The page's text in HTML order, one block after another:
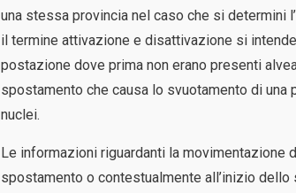
una stessa provincia nel caso che si determini
il termine attivazione e disattivazione si
postazione dove prima non erano presenti
spostamento che causa lo svuotamento di
nuclei.
Le informazioni riguardanti la movimentazione
spostamento o contestualmente all’inizio